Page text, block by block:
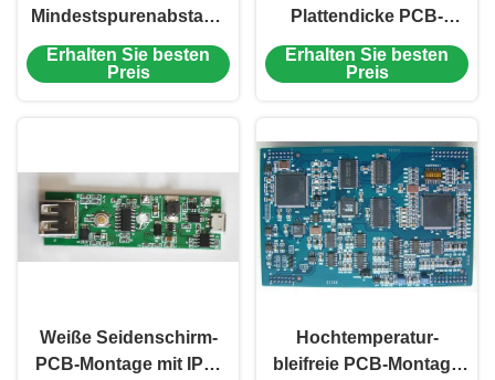
Mindestspurenabstand
PCB-Board-Montage
Bleifrei HASL für
Erhalten Sie besten
Preis
Plattendicke PCB-
Montage HASL / OSP /
ENIG / Bleifrei für Ihre
Erhalten Sie besten
Preis
Weiße Seidenschirm-
PCB-Montage mit IPC-
Hochtemperatur-
bleifreie PCB-Montage